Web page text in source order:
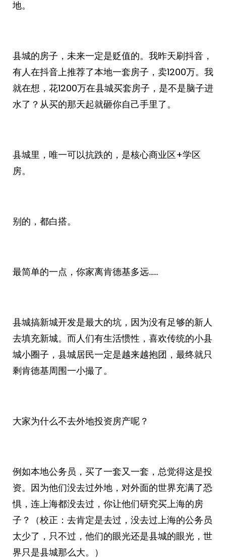
地。
县城的房子，未来一定是贬值的。我昨天刷抖音，
有人在抖音上推荐了本地一套房子，卖1200万。我
就在想，花1200万在县城买套房子，是不是脑子进
水了？从买的那天起就砸你自己手里了。
县城里，唯一可以抗跌的，是核心商业区+学区
房。
别的，都白搭。
最简单的一点，你家离肯德基多远……
县城搞新城开发是最大的坑，因为没有足够的新人
去填充新城。而人们有生活惯性，喜欢传统的小县
城小圈子，县城居民一定是越来越抱团，最终就只
剩肯德基周围一小撮了。
大家为什么不去外地投资房产呢？
例如本地公务员，买了一套又一套，总觉得这是投
资。因为他们没去过外地，对外面的世界充满了恐
惧，连上海都没去过，你让他们研究买上海的房
子？（校正：去肯定是去过，没去过上海的公务员
太少了，只不过，他们的眼光还是县城的眼光，世
界只是县城那么大。）